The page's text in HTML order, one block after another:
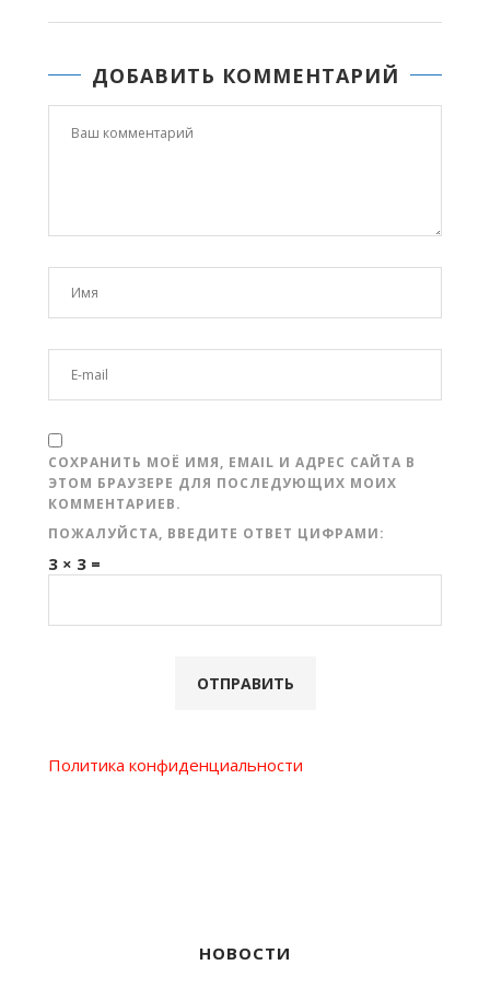
ДОБАВИТЬ КОММЕНТАРИЙ
СОХРАНИТЬ МОЁ ИМЯ, EMAIL И АДРЕС САЙТА В
ЭТОМ БРАУЗЕРЕ ДЛЯ ПОСЛЕДУЮЩИХ МОИХ
КОММЕНТАРИЕВ.
ПОЖАЛУЙСТА, ВВЕДИТЕ ОТВЕТ ЦИФРАМИ:
3 × 3 =
Политика конфиденциальности
НОВОСТИ